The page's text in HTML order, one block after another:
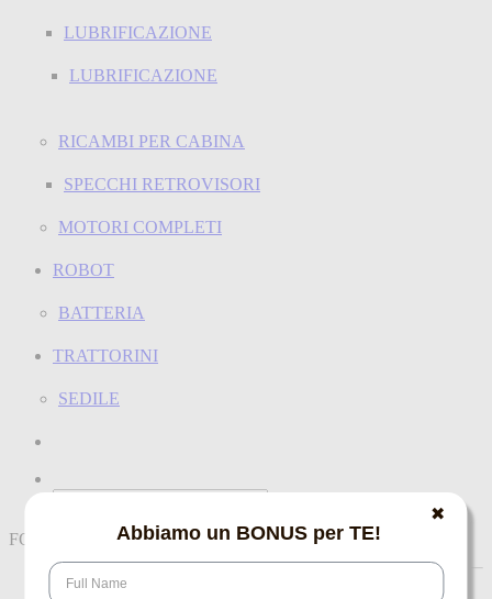
LUBRIFICAZIONE
LUBRIFICAZIONE
RICAMBI PER CABINA
SPECCHI RETROVISORI
MOTORI COMPLETI
ROBOT
BATTERIA
TRATTORINI
SEDILE
FORCELLE
✖
Abbiamo un BONUS per TE!